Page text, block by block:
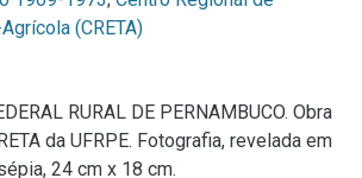
(CRETA)
RURAL DE PERNAMBUCO. Obra
da UFRPE. Fotografia, revelada em
24 cm x 18 cm.